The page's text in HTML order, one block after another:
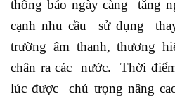
thông báo ngày càng tăng
cạnh nhu cầu sử dụng
trường âm thanh, thương
chân ra các nước. Thời
lúc được chú trọng nâng